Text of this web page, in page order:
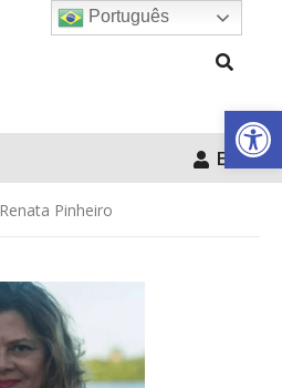
Barra de
Entrar
Renata Pinheiro
Português